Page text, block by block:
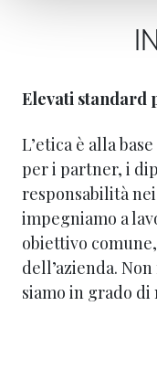
Elevati standard
L’etica è alla
per i partner, i
responsabilità
impegniamo a
obiettivo
dell’azienda.
siamo in grado di